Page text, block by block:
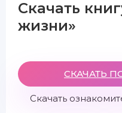
Скачать
жизни»
СКАЧАТЬ
Скачать